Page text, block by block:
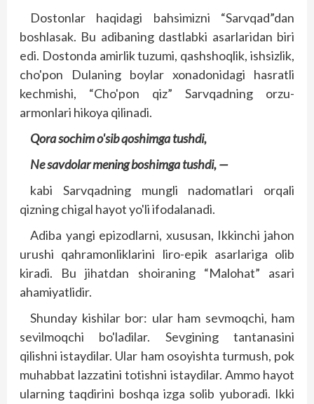
Dostonlar haqidagi bahsimizni “Sarvqad”dan
boshlasak. Bu adibaning dastlabki asarlaridan biri
edi. Dostonda amirlik tuzumi, qashshoqlik, ishsizlik,
cho'pon Dulaning boylar xonadonidagi hasratli
kechmishi, “Cho'pon qiz” Sarvqadning orzu-
armonlari hikoya qilinadi.
Qora sochim o'sib qoshimga tushdi,
Ne savdolar mening boshimga tushdi, —
kabi Sarvqadning mungli nadomatlari orqali
qizning chigal hayot yo'li ifodalanadi.
Adiba yangi epizodlarni, xususan, Ikkinchi jahon
urushi qahramonliklarini liro-epik asarlariga olib
kiradi. Bu jihatdan shoiraning “Malohat” asari
ahamiyatlidir.
Shunday kishilar bor: ular ham sevmoqchi, ham
sevilmoqchi bo'ladilar. Sevgining tantanasini
qilishni istaydilar. Ular ham osoyishta turmush, pok
muhabbat lazzatini totishni istaydilar. Ammo hayot
ularning taqdirini boshqa izga solib yuboradi. Ikki